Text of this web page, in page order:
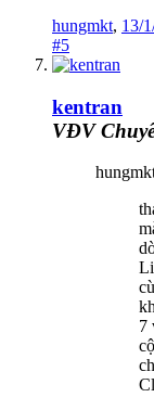
hungmkt, 13/
#5
kentran
VĐV
7